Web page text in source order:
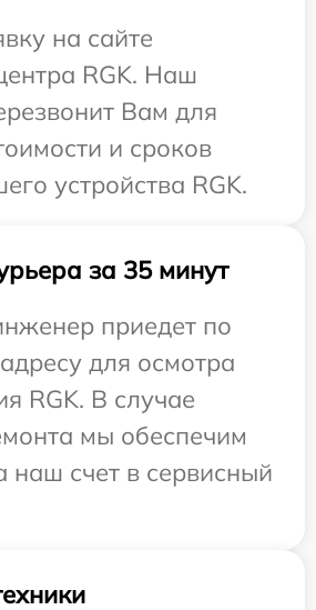
на сайте
RGK. Наш
Вам для
и сроков
устройства RGK.
за 35 минут
приедет по
для осмотра
RGK. В случае
мы обеспечим
наш счет в сервисный